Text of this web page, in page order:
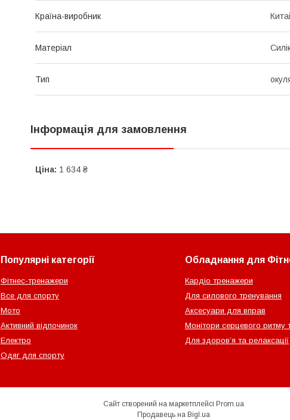
Країна-виробник
Матеріал
Тип
Інформація для замовлення
Ціна: 1 634 ₴
Популярні категорії
Фітнес-тренажери
Все для спорту
Мото
Активний відпочинок
Електро
Одяг для спорту
Обладнання для
Кардіо тренажери
Для силового тренування
Аксесуари для вправ
Монітори серцевого ритму
Для здоров’я та релаксації
Сайт створений на маркетплейсі Prom.ua
Продавець на Bigl.ua